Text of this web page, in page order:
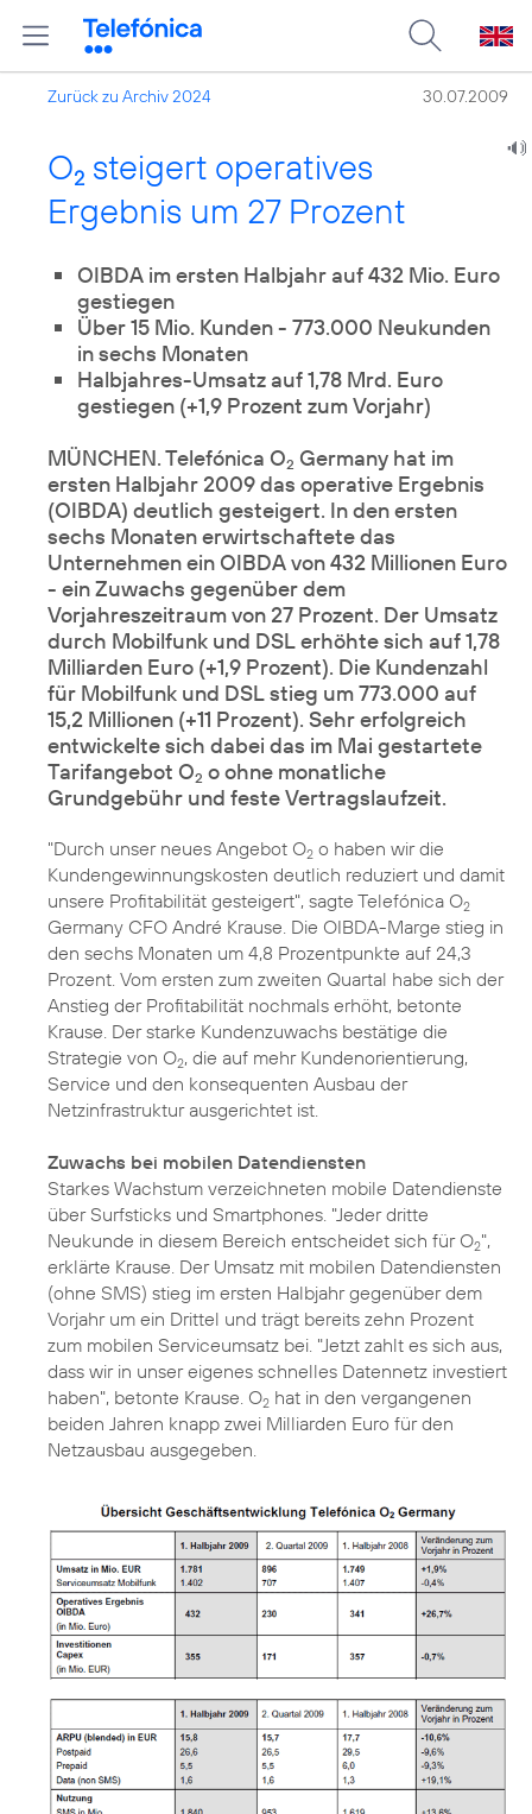
Zurück zu Archiv 2024 30.07.2009
O2 steigert operatives
Ergebnis um 27 Prozent
OIBDA im ersten Halbjahr auf 432 Mio. Euro
Über 15 Mio. Kunden - 773.000 Neukunden
in sechs Monaten
Halbjahres-Umsatz auf 1,78 Mrd. Euro
gestiegen (+1,9 Prozent zum Vorjahr)
MÜNCHEN. Telefónica O2 Germany hat im
ersten Halbjahr 2009 das operative Ergebnis
(OIBDA) deutlich gesteigert. In den ersten
sechs Monaten erwirtschaftete das
Unternehmen ein OIBDA von 432 Millionen Euro
- ein Zuwachs gegenüber dem
Vorjahreszeitraum von 27 Prozent. Der Umsatz
durch Mobilfunk und DSL erhöhte sich auf 1,78
Milliarden Euro (+1,9 Prozent). Die Kundenzahl
für Mobilfunk und DSL stieg um 773.000 auf
15,2 Millionen (+11 Prozent). Sehr erfolgreich
entwickelte sich dabei das im Mai gestartete
Tarifangebot O2 o ohne monatliche
Grundgebühr und feste Vertragslaufzeit.
"Durch unser neues Angebot O2 o haben wir die
Kundengewinnungskosten deutlich reduziert und damit
unsere Profitabilität gesteigert", sagte Telefónica O2
Germany CFO André Krause. Die OIBDA-Marge stieg in
den sechs Monaten um 4,8 Prozentpunkte auf 24,3
Prozent. Vom ersten zum zweiten Quartal habe sich der
Anstieg der Profitabilität nochmals erhöht, betonte
Krause. Der starke Kundenzuwachs bestätige die
Strategie von O2, die auf mehr Kundenorientierung,
Service und den konsequenten Ausbau der
Netzinfrastruktur ausgerichtet ist.
Zuwachs bei mobilen Datendiensten
Starkes Wachstum verzeichneten mobile Datendienste
über Surfsticks und Smartphones. "Jeder dritte
Neukunde in diesem Bereich entscheidet sich für O2",
erklärte Krause. Der Umsatz mit mobilen Datendiensten
(ohne SMS) stieg im ersten Halbjahr gegenüber dem
Vorjahr um ein Drittel und trägt bereits zehn Prozent
zum mobilen Serviceumsatz bei. "Jetzt zahlt es sich aus,
dass wir in unser eigenes schnelles Datennetz investiert
haben", betonte Krause. O2 hat in den vergangenen
beiden Jahren knapp zwei Milliarden Euro für den
Netzausbau ausgegeben.